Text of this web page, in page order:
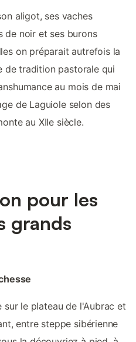
aligot, ses vaches
de noir et ses burons
on préparait autrefois la
de tradition pastorale qui
au mois de mai
de Laguiole selon des
au XIIe siècle.
pour les
grands
le plateau de l'Aubrac et
entre steppe sibérienne